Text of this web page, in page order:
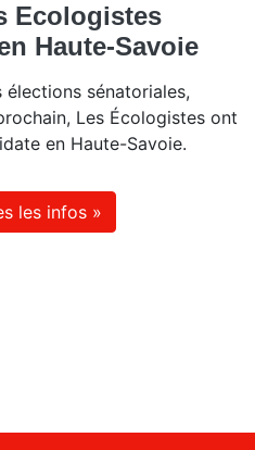
Ecologistes
Haute-Savoie
sénatoriales,
Les Écologistes ont
en Haute-Savoie.
les infos »